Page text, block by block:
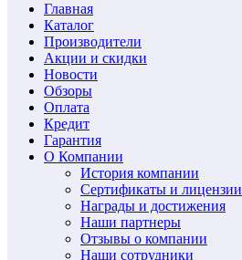
Главная
Каталог
Производители
Акции и скидки
Новости
Обзоры
Оплата
Кредит
Гарантия
О Компании
История компании
Сертификаты и лицензии
Награды и достижения
Наши партнеры
Отзывы о компании
Наши сотрудники